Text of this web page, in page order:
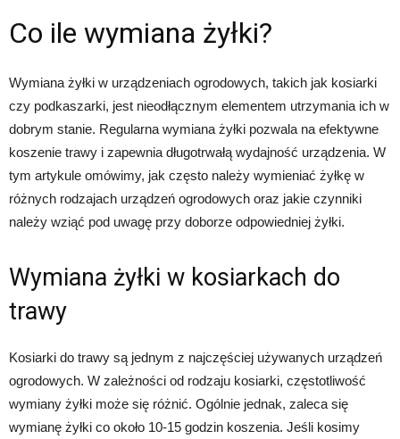
Co ile wymiana żyłki?
Wymiana żyłki w urządzeniach ogrodowych, takich jak kosiarki
czy podkaszarki, jest nieodłącznym elementem utrzymania ich w
dobrym stanie. Regularna wymiana żyłki pozwala na efektywne
koszenie trawy i zapewnia długotrwałą wydajność urządzenia. W
tym artykule omówimy, jak często należy wymieniać żyłkę w
różnych rodzajach urządzeń ogrodowych oraz jakie czynniki
należy wziąć pod uwagę przy doborze odpowiedniej żyłki.
Wymiana żyłki w kosiarkach do
trawy
Kosiarki do trawy są jednym z najczęściej używanych urządzeń
ogrodowych. W zależności od rodzaju kosiarki, częstotliwość
wymiany żyłki może się różnić. Ogólnie jednak, zaleca się
wymianę żyłki co około 10-15 godzin koszenia. Jeśli kosimy